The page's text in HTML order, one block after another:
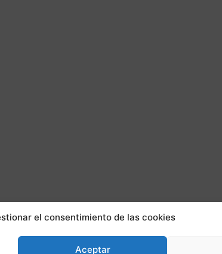
el consentimiento de las cookies
Aceptar